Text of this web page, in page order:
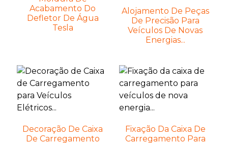
Acabamento Do
Defletor De Água
Tesla
Alojamento De Peças
De Precisão Para
Veículos De Novas
Energias...
Decoração De Caixa
De Carregamento
Fixação Da Caixa De
Carregamento Para